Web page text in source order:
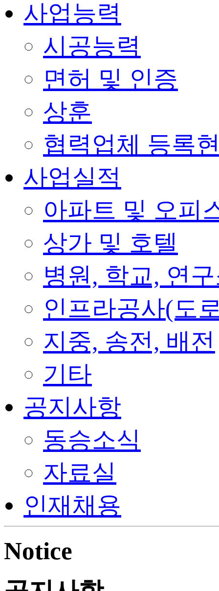
사업능력
시공능력
면허 및 인증
상훈
협력업체 등록
사업실적
아파트 및 오피
상가 및 호텔
병원, 학교, 연
인프라공사(도
지중, 송전, 배전
기타
공지사항
동승소식
자료실
인재채용
Notice